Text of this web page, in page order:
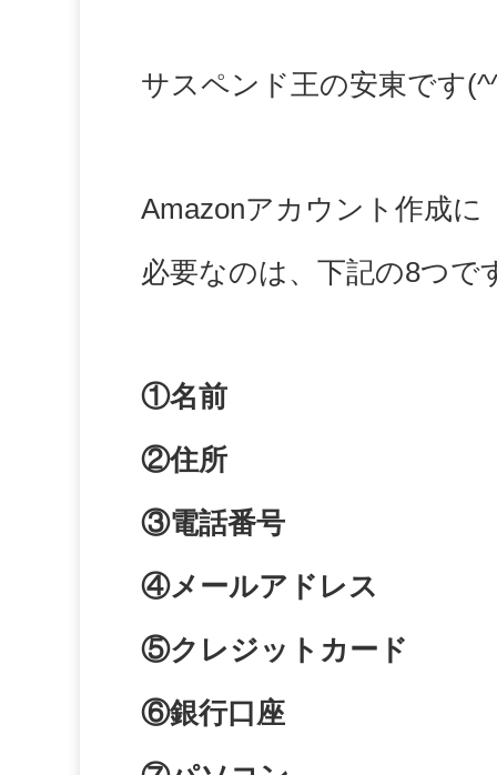
サスペンド王の安東です
Amazonアカウント作成に
必要なのは、 下記の8つで
①名前
②住所
③電話番号
④メールアドレス
⑤クレジットカード
⑥銀行口座